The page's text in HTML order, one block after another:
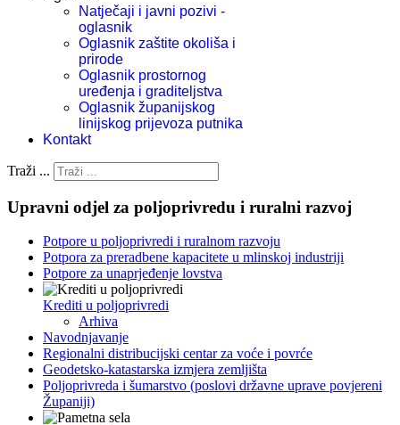
Natječaji i javni pozivi -
oglasnik
Oglasnik zaštite okoliša i
prirode
Oglasnik prostornog
uređenja i graditeljstva
Oglasnik županijskog
linijskog prijevoza putnika
Kontakt
Traži ...
Upravni odjel za poljoprivredu i ruralni razvoj
Potpore u poljoprivredi i ruralnom razvoju
Potpora za preradbene kapacitete u mlinskoj industriji
Potpore za unaprjeđenje lovstva
Krediti u poljoprivredi
Arhiva
Navodnjavanje
Regionalni distribucijski centar za voće i povrće
Geodetsko-katastarska izmjera zemljišta
Poljoprivreda i šumarstvo (poslovi državne uprave povjereni
Županiji)